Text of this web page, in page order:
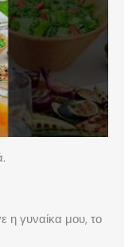
η γυναίκα μου, το